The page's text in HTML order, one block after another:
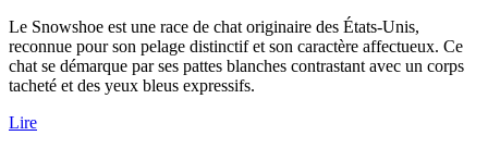
Le Snowshoe est une race de chat originaire des États-Unis,
reconnue pour son pelage distinctif et son caractère affectueux. Ce
chat se démarque par ses pattes blanches contrastant avec un corps
tacheté et des yeux bleus expressifs.
Lire